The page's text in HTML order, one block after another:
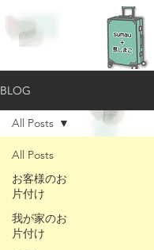
BLOG
All Posts
お客様のお
片付け
我が家のお
片付け
All Posts